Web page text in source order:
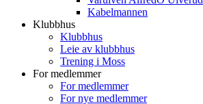
Kabelmannen
Klubbhus
Klubbhus
Leie av klubbhus
Trening i Moss
For medlemmer
For medlemmer
For nye medlemmer